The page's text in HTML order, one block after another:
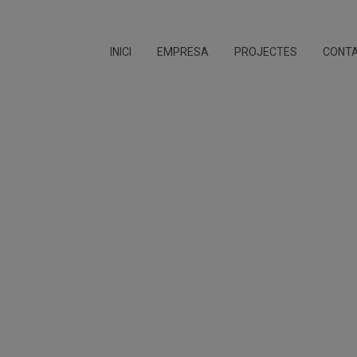
INICI EMPRESA PROJECTES